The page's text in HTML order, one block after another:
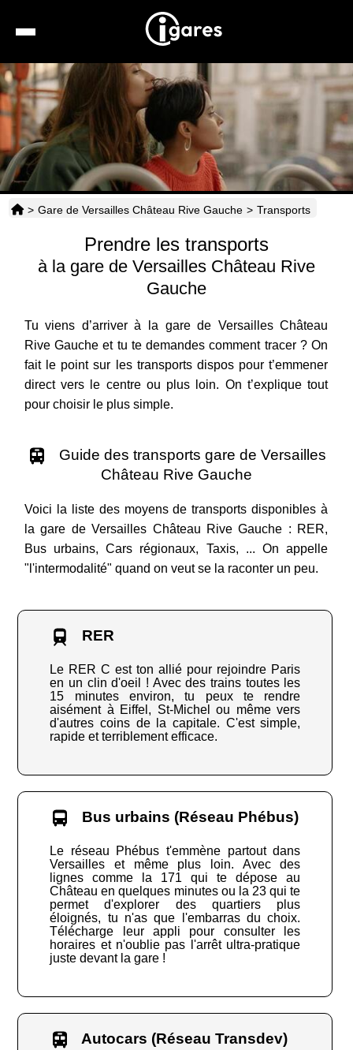
Recherche
Location de voiture
Hôtels
Taxis
Horaires
> Gare de Versailles Château Rive Gauche > Transports
Prendre les transports
à la gare de Versailles Château Rive
Gauche
Tu viens d’arriver à la gare de Versailles Château
Rive Gauche et tu te demandes comment tracer ? On
fait le point sur les transports dispos pour t’emmener
direct vers le centre ou plus loin. On t’explique tout
pour choisir le plus simple.
Guide des transports gare de Versailles
Château Rive Gauche
Voici la liste des moyens de transports disponibles à
la gare de Versailles Château Rive Gauche : RER,
Bus urbains, Cars régionaux, Taxis, ... On appelle
"l'intermodalité" quand on veut se la raconter un peu.
RER
Le RER C est ton allié pour rejoindre Paris
en un clin d'oeil ! Avec des trains toutes les
15 minutes environ, tu peux te rendre
aisément à Eiffel, St-Michel ou même vers
d'autres coins de la capitale. C'est simple,
rapide et terriblement efficace.
Bus urbains (Réseau Phébus)
Le réseau Phébus t'emmène partout dans
Versailles et même plus loin. Avec des
lignes comme la 171 qui te dépose au
Château en quelques minutes ou la 23 qui te
permet d'explorer des quartiers plus
éloignés, tu n'as que l'embarras du choix.
Télécharge leur appli pour consulter les
horaires et n'oublie pas l'arrêt ultra-pratique
juste devant la gare !
Autocars (Réseau Transdev)